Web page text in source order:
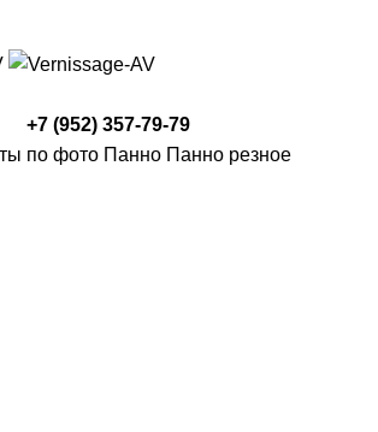
+7 (952) 357-79-79
по фото Панно Панно резное